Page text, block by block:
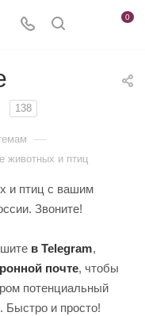
0
138
—
животных и птиц
и птиц с вашим
Звоните!
в Telegram,
почте, чтобы
потенциальный
Быстро и просто!